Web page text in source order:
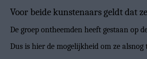
Voor beide kunstenaars geldt dat
De groep ontheemden heeft gestaan op
Dus is hier de mogelijkheid om ze alsnog